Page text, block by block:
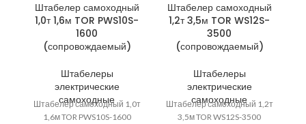
Штабелер самоходный
1,0т 1,6м TOR PWS10S-
1600
(сопровождаемый)
Штабелеры
электрические
самоходные
Штабелер самоходный 1,0т
1,6м TOR PWS10S-1600
Штабелер самоходный
1,2т 3,5м TOR WS12S-
3500
(сопровождаемый)
Штабелеры
электрические
самоходные
Штабелер самоходный 1,2т
3,5м TOR WS12S-3500